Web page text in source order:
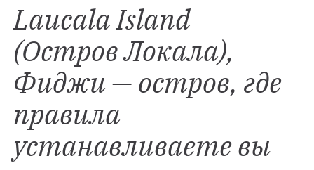
Laucala Island
(Остров Локала),
Фиджи — остров, где
правила
устанавливаете вы